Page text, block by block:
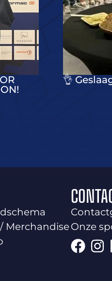
👌
MerchandiseOnze